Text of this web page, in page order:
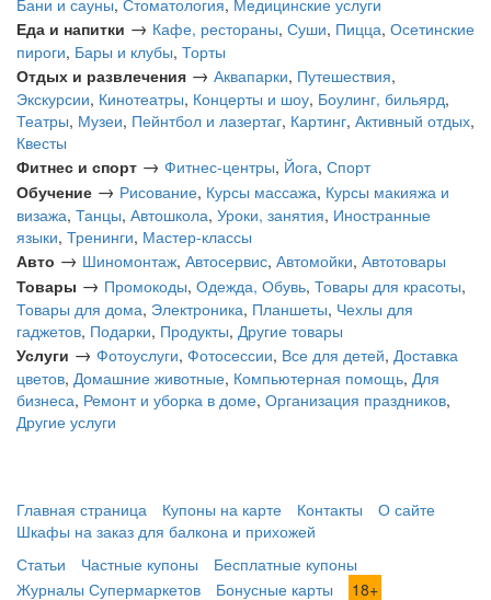
Бани и сауны, Стоматология, Медицинские услуги
Еда и напитки → Кафе, рестораны, Суши, Пицца, Осетинские
пироги, Бары и клубы, Торты
Отдых и развлечения → Аквапарки, Путешествия,
Экскурсии, Кинотеатры, Концерты и шоу, Боулинг, бильярд,
Театры, Музеи, Пейнтбол и лазертаг, Картинг, Активный отдых,
Квесты
Фитнес и спорт → Фитнес-центры, Йога, Спорт
Обучение → Рисование, Курсы массажа, Курсы макияжа и
визажа, Танцы, Автошкола, Уроки, занятия, Иностранные
языки, Тренинги, Мастер-классы
Авто → Шиномонтаж, Автосервис, Автомойки, Автотовары
Товары → Промокоды, Одежда, Обувь, Товары для красоты,
Товары для дома, Электроника, Планшеты, Чехлы для
гаджетов, Подарки, Продукты, Другие товары
Услуги → Фотоуслуги, Фотосессии, Все для детей, Доставка
цветов, Домашние животные, Компьютерная помощь, Для
бизнеса, Ремонт и уборка в доме, Организация праздников,
Другие услуги
Главная страница Купоны на карте Контакты
О сайте
Шкафы на заказ для балкона и прихожей
Статьи
Частные купоны
Бесплатные купоны
Журналы Супермаркетов
Бонусные карты 18+